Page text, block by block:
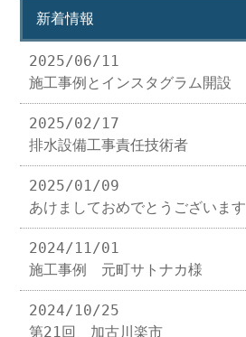
新着情報
2025/06/11
施工事例とインスタグラム開設
2025/02/17
排水設備工事責任技術者
2025/01/09
あけましておめでとうございます
2024/11/01
施工事例 元町サトナカ様
2024/10/25
第21回 加古川楽市